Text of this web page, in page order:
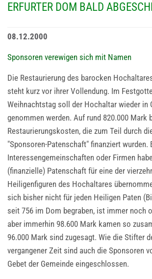
ERFURTER DOM BALD
08.12.2000
Sponsoren verewigen sich mit Namen
Die Restaurierung des barocken
steht kurz vor ihrer Vollendung. Im
Weihnachtstag soll der Hochaltar wieder in
genommen werden. Auf rund 820.000 Mark
Restaurierungskosten, die zum Teil durch
"Sponsoren-Patenschaft" finanziert wurden.
Interessengemeinschaften oder Firmen
(finanzielle) Patenschaft für eine der
Heiligenfiguren des Hochaltares
sich bisher nicht für jeden Heiligen Paten
seit 756 im Dom begraben, ist immer noch
aber immerhin 98.600 Mark kamen so
96.000 Mark sind zugesagt. Wie die Stifter
vergangener Zeit sind auch die Sponsoren
Gebet der Gemeinde eingeschlossen.